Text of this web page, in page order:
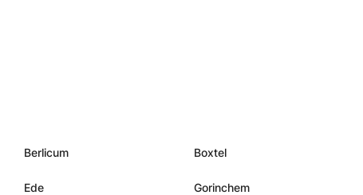
Berlicum Boxtel
Ede Gorinchem